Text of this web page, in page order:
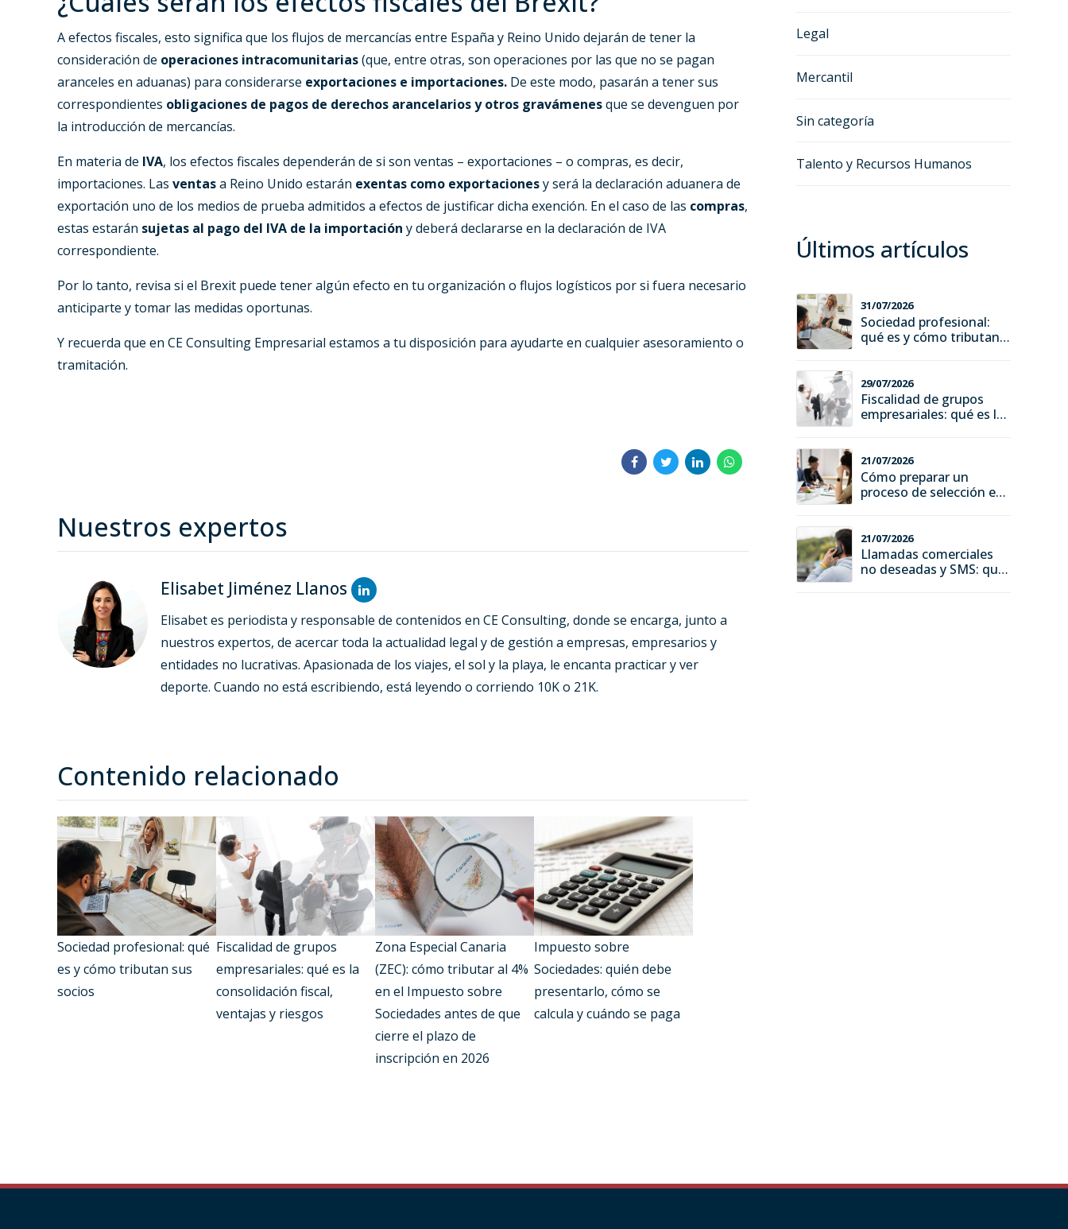
A efectos fiscales, esto significa que los flujos de mercancías entre España y Reino Unido dejarán de tener la
consideración de operaciones intracomunitarias(que, entre otras, son operaciones por las que no se pagan
aranceles en aduanas) para considerarse exportaciones e importaciones. De este modo, pasarán a tener sus
correspondientes obligaciones de pagos de derechos arancelarios y otros gravámenesque se devenguen por
la introducción de mercancías.
En materia de IVA, los efectos fiscales dependerán de si son ventas – exportaciones – o compras, es decir,
importaciones. Las ventasa Reino Unido estarán exentas como exportacionesy será la declaración aduanera de
exportación uno de los medios de prueba admitidos a efectos de justificar dicha exención. En el caso de las compras,
estas estarán sujetas al pago del IVA de la importación y deberá declararse en la declaración de IVA
correspondiente.
Por lo tanto, revisa si el Brexit puede tener algún efecto en tu organización o flujos logísticos por si fuera necesario
anticiparte y tomar las medidas oportunas.
Y recuerda que en CE Consulting Empresarial estamos a tu disposición para ayudarte en cualquier asesoramiento o
tramitación.
Nuestros expertos
Elisabet Jiménez Llanos
Elisabet es periodista y responsable de contenidos en CE Consulting, donde se encarga, junto a
nuestros expertos, de acercar toda la actualidad legal y de gestión a empresas, empresarios y
entidades no lucrativas. Apasionada de los viajes, el sol y la playa, le encanta practicar y ver
deporte. Cuando no está escribiendo, está leyendo o corriendo 10K o 21K.
Contenido relacionado
Sociedad profesional: qué
es y cómo tributan sus
socios
Fiscalidad de grupos
empresariales: qué es la
consolidación fiscal,
ventajas y riesgos
Zona Especial Canaria
(ZEC): cómo tributar al 4%
en el Impuesto sobre
Sociedades antes de que
cierre el plazo de
inscripción en 2026
Impuesto sobre
Sociedades: quién debe
presentarlo, cómo se
calcula y cuándo se paga
Legal
Mercantil
Sin categoría
Talento y Recursos Humanos
Últimos artículos
31/07/2026
Sociedad profesional:
qué es y cómo tributan
29/07/2026
Fiscalidad de grupos
empresariales: qué es la
21/07/2026
Cómo preparar un
proceso de selección en
21/07/2026
Llamadas comerciales
no deseadas y SMS: qué